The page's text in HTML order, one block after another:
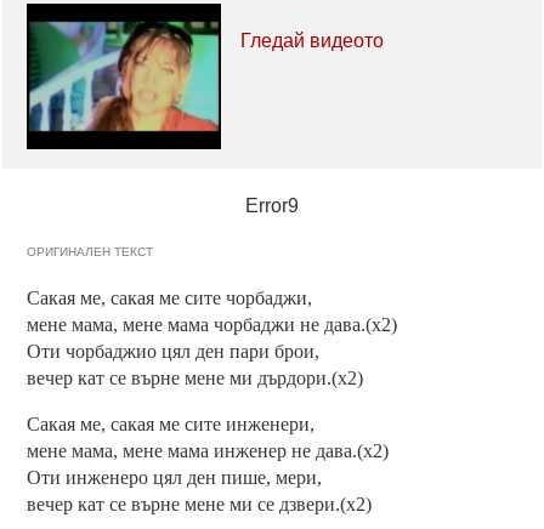
Гледай видеото
Error9
ОРИГИНАЛЕН ТЕКСТ
Сакая ме, сакая ме сите чорбаджи,
мене мама, мене мама чорбаджи не дава.(x2)
Оти чорбаджио цял ден пари брои,
вечер кат се върне мене ми дърдори.(x2)
Сакая ме, сакая ме сите инженери,
мене мама, мене мама инженер не дава.(x2)
Оти инженеро цял ден пише, мери,
вечер кат се върне мене ми се дзвери.(x2)